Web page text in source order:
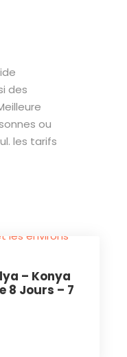
des
ou
les tarifs
– Konya
8 Jours – 7